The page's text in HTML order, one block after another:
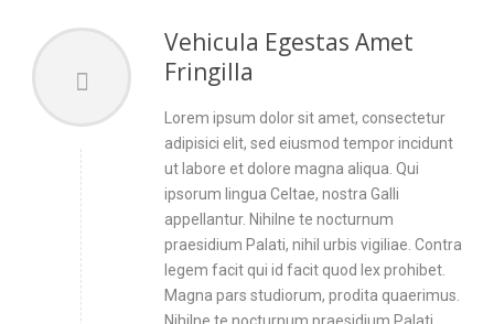
Vehicula Egestas Amet
Fringilla
Lorem ipsum dolor sit amet, consectetur
adipisici elit, sed eiusmod tempor incidunt
ut labore et dolore magna aliqua. Qui
ipsorum lingua Celtae, nostra Galli
appellantur. Nihilne te nocturnum
praesidium Palati, nihil urbis vigiliae. Contra
legem facit qui id facit quod lex prohibet.
Magna pars studiorum, prodita quaerimus.